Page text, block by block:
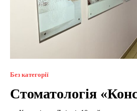
Без категорії
Стоматологія